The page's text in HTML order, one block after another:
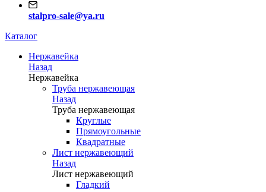
stalpro-sale@ya.ru
Каталог
Нержавейка
Назад
Нержавейка
Труба нержавеющая
Назад
Труба нержавеющая
Круглые
Прямоугольные
Квадратные
Лист нержавеющий
Назад
Лист нержавеющий
Гладкий